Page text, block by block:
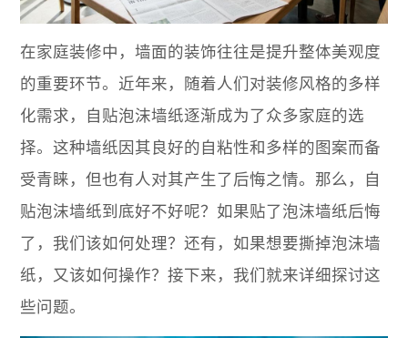
在家庭装修中，墙面的装饰往往是提升整体美观度
的重要环节。近年来，随着人们对装修风格的多样
化需求，自贴泡沫墙纸逐渐成为了众多家庭的选
择。这种墙纸因其良好的自粘性和多样的图案而备
受青睐，但也有人对其产生了后悔之情。那么，自
贴泡沫墙纸到底好不好呢？如果贴了泡沫墙纸后悔
了，我们该如何处理？还有，如果想要撕掉泡沫墙
纸，又该如何操作？接下来，我们就来详细探讨这
些问题。